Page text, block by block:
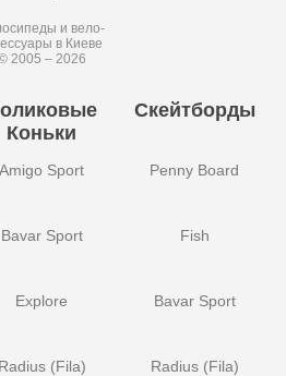
и вело-
в Киеве
2005 – 2026
Коньки
Amigo Sport
Bavar Sport
Explore
Radius (Fila)
Скейтборды
Penny Board
Fish
Bavar Sport
Radius (Fila)